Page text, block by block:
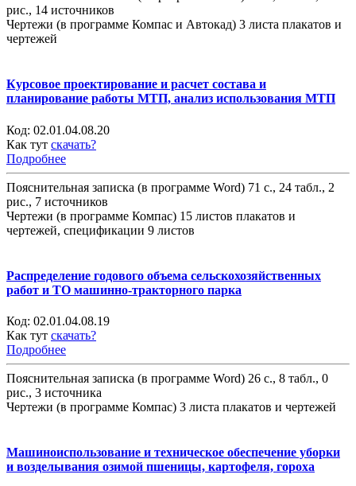
рис., 14 источников
Чертежи (в программе Компас и Автокад) 3 листа плакатов и
чертежей
Курсовое проектирование и расчет состава и
планирование работы МТП, анализ использования МТП
Код: 02.01.04.08.20
Как тут скачать?
Подробнее
Пояснительная записка (в программе Word) 71 с., 24 табл., 2
рис., 7 источников
Чертежи (в программе Компас) 15 листов плакатов и
чертежей, спецификации 9 листов
Распределение годового объема сельскохозяйственных
работ и ТО машинно-тракторного парка
Код: 02.01.04.08.19
Как тут скачать?
Подробнее
Пояснительная записка (в программе Word) 26 с., 8 табл., 0
рис., 3 источника
Чертежи (в программе Компас) 3 листа плакатов и чертежей
Машиноиспользование и техническое обеспечение уборки
и возделывания озимой пшеницы, картофеля, гороха